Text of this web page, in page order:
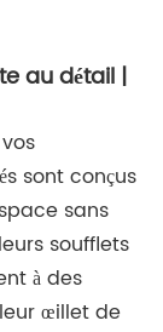
au détail |
sont conçus
sans
soufflets
à des
œillet de